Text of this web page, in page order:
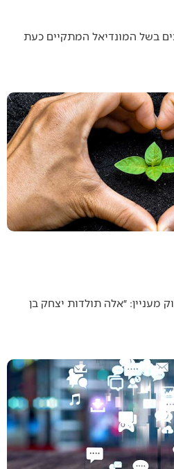
בשל המונדיאל המתקיים כעת
״אלה תולדות יצחק בן